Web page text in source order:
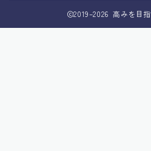
2019–2026 高みを目